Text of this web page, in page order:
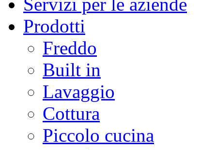
Prodotti
Freddo
Built in
Lavaggio
Cottura
Piccolo cucina